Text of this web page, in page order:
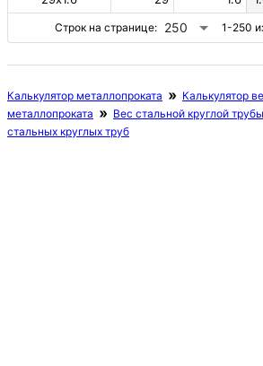
Строк на странице: 250 1-250
Калькулятор металлопроката
Калькулятор
металлопроката
Вес стальной круглой трубы
стальных круглых труб